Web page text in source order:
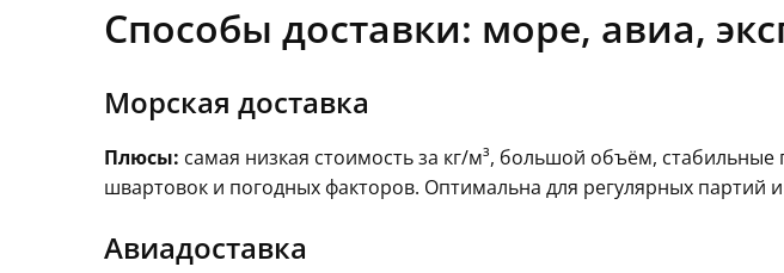
Способы доставки: море, авиа,
Морская доставка
Плюсы: самая низкая стоимость за кг/м³, большой объём, стабильные
швартовок и погодных факторов. Оптимальна для регулярных
Авиадоставка